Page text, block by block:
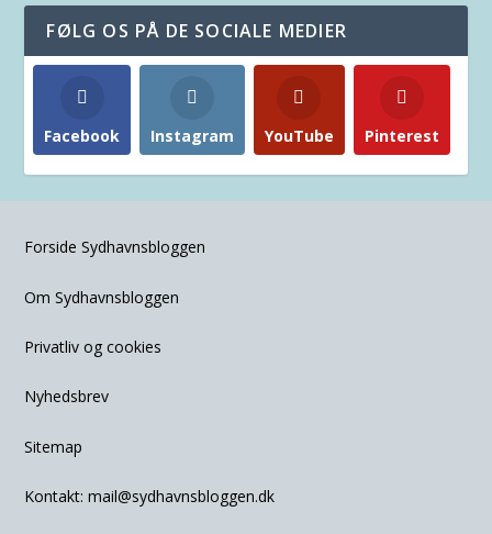
FØLG OS PÅ DE SOCIALE MEDIER
Facebook Instagram YouTube Pinterest
Forside Sydhavnsbloggen
Om Sydhavnsbloggen
Privatliv og cookies
Nyhedsbrev
Sitemap
Kontakt:mail@sydhavnsbloggen.dk